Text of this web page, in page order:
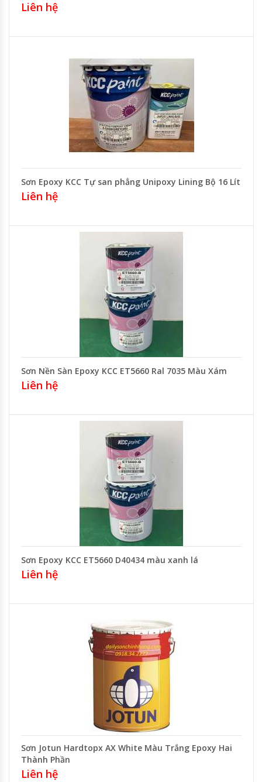
Liên hệ
Sơn Epoxy KCC Tự san phẳng Unipoxy Lining Bộ 16 Lít
Liên hệ
Sơn Nền Sàn Epoxy KCC ET5660 Ral 7035 Màu Xám
Liên hệ
Sơn Epoxy KCC ET5660 D40434 màu xanh lá
Liên hệ
Sơn Jotun Hardtopx AX White Màu Trắng Epoxy Hai
Thành Phần
Liên hệ